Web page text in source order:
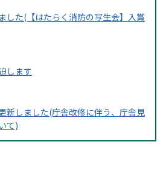
した(【はたらく消防の写生会】入賞
します
新しました(庁舎改修に伴う、庁舎見
て)